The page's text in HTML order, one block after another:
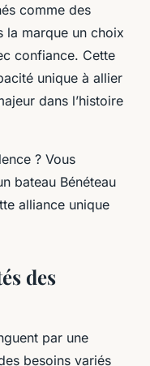
comme des
la marque un choix
confiance. Cette
unique à allier
dans l’histoire
? Vous
bateau Bénéteau
alliance unique
des
par une
besoins variés